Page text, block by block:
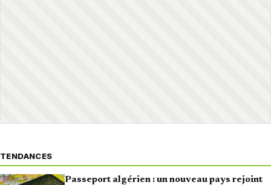
TENDANCES
Passeport algérien : un nouveau pays rejoint